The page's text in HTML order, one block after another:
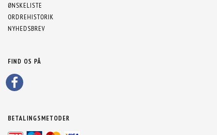
ØNSKELISTE
ORDREHISTORIK
NYHEDSBREV
FIND OS PÅ
BETALINGSMETODER